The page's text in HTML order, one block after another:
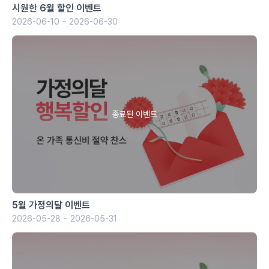
시원한 6월 할인 이벤트
2026-06-10 ~ 2026-06-30
5월 가정의달 이벤트
2026-05-28 ~ 2026-05-31